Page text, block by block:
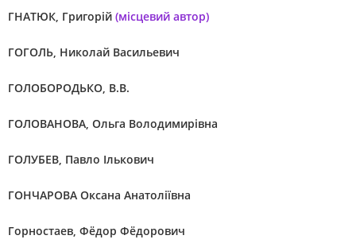
ГНАТЮК, Григорій (місцевий автор)
ГОГОЛЬ, Николай Васильевич
ГОЛОБОРОДЬКО, В.В.
ГОЛОВАНОВА, Ольга Володимирівна
ГОЛУБЕВ, Павло Ількович
ГОНЧАРОВА Оксана Анатоліївна
Горностаев, Фёдор Фёдорович